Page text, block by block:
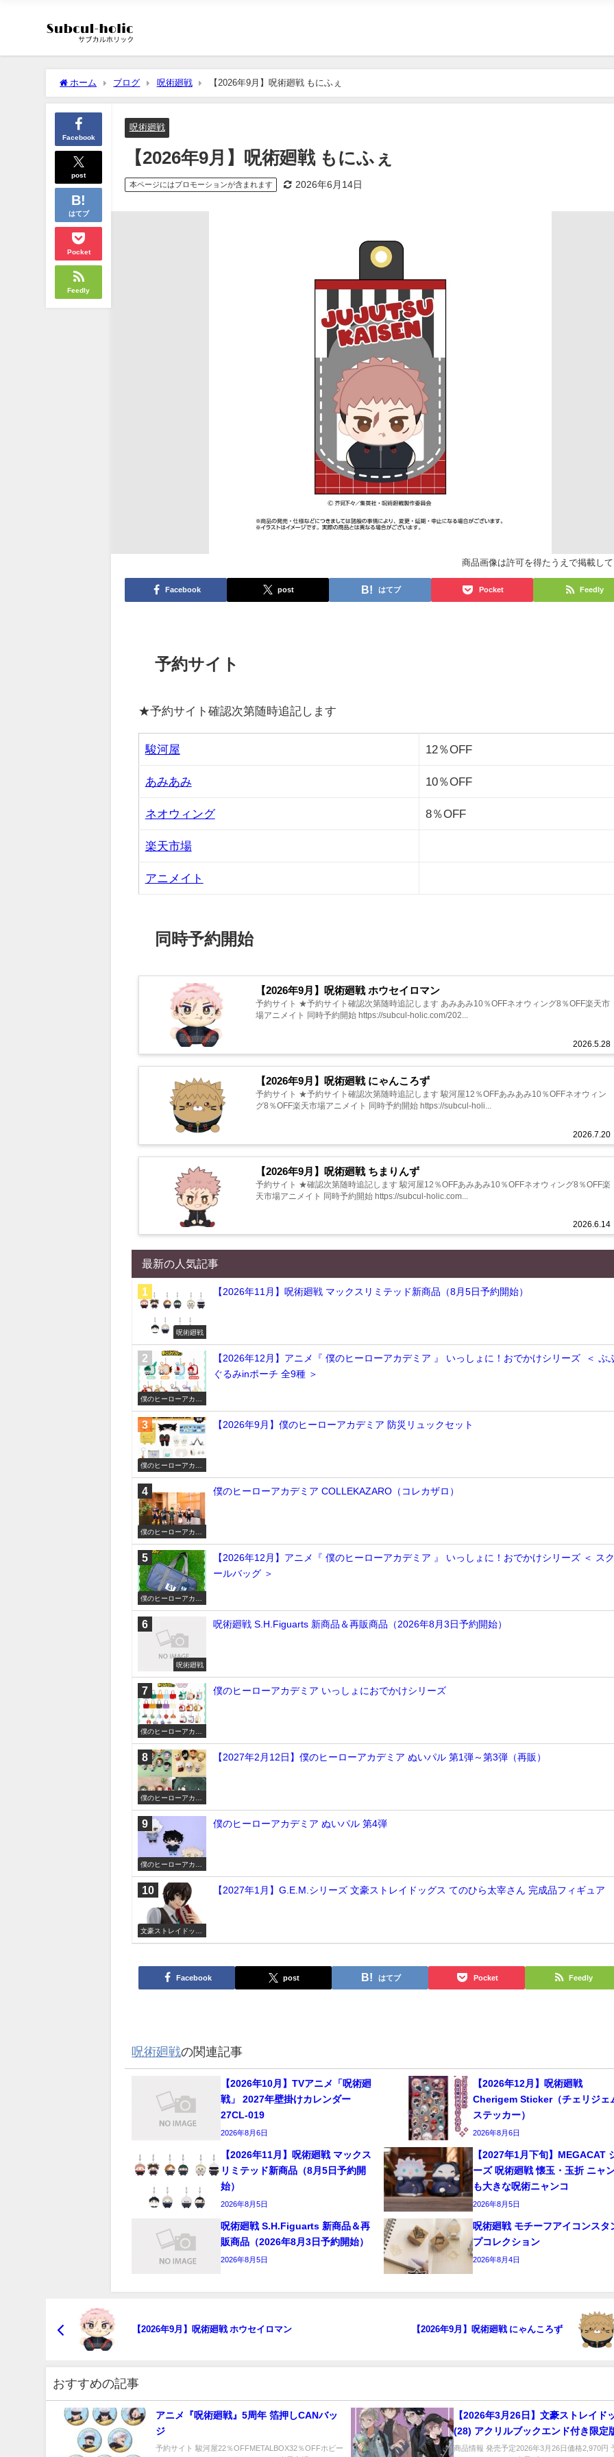
ホーム ブログ 呪術廻戦 【2026年9月】呪術廻戦 もにふぇ
Facebook
post
はてブ
Pocket
Feedly
呪術廻戦
【2026年9月】呪術廻戦 もにふぇ
本ページにはプロモーションが含まれます 2026年6月14日
商品画像は許可を得たうえで掲載し
Facebook post はてブ Pocket Feedly
予約サイト
★予約サイト確認次第随時追記します
駿河屋 12％OFF
あみあみ 10％OFF
ネオウィング 8％OFF
楽天市場
アニメイト
同時予約開始
【2026年9月】呪術廻戦 ホウセイロマン
2026.5.28
予約サイト ★予約サイト確認次第随時追記します あみあみ10％OFFネオウィング8％OFF楽天市
場アニメイト 同時予約開始 https://subcul-holic.com/202...
【2026年9月】呪術廻戦 にゃんころず
2026.7.20
予約サイト ★予約サイト確認次第随時追記します 駿河屋12％OFFあみあみ10％OFFネオウィン
グ8％OFF楽天市場アニメイト 同時予約開始 https://subcul-holi...
【2026年9月】呪術廻戦 ちまりんず
2026.6.14
予約サイト ★確認次第随時追記します 駿河屋12％OFFあみあみ10％OFFネオウィング8％OFF楽
天市場アニメイト 同時予約開始 https://subcul-holic.com...
最新の人気記事
呪術廻戦
【2026年11月】呪術廻戦 マックスリミテッド新商品（8月5日予約開始）
僕のヒーローアカデ
ミア
【2026年12月】アニメ『 僕のヒーローアカデミア 』 いっしょに！おでかけシリーズ ＜ ぷ
ぐるみinポーチ 全9種 ＞
僕のヒーローアカデ
ミア
【2026年9月】僕のヒーローアカデミア 防災リュックセット
僕のヒーローアカデ
ミア
僕のヒーローアカデミア COLLEKAZARO（コレカザロ）
僕のヒーローアカデ
ミア
【2026年12月】アニメ『 僕のヒーローアカデミア 』 いっしょに！おでかけシリーズ ＜ ス
ールバッグ ＞
呪術廻戦
呪術廻戦 S.H.Figuarts 新商品＆再販商品（2026年8月3日予約開始）
僕のヒーローアカデ
ミア
僕のヒーローアカデミア いっしょにおでかけシリーズ
僕のヒーローアカデ
ミア
【2027年2月12日】僕のヒーローアカデミア ぬいパル 第1弾～第3弾（再販）
僕のヒーローアカデ
ミア
僕のヒーローアカデミア ぬいパル 第4弾
文豪ストレイドッグ
ス
【2027年1月】G.E.M.シリーズ 文豪ストレイドッグス てのひら太宰さん 完成品フィギュア
Facebook post はてブ Pocket Feedly
呪術廻戦の関連記事
【2026年10月】TVアニメ「呪術廻
戦」 2027年壁掛けカレンダー
27CL-019
2026年8月6日
【2026年12月】呪術廻戦
Cherigem Sticker（チェリジェ
ステッカー）
2026年8月6日
【2026年11月】呪術廻戦 マックス
リミテッド新商品（8月5日予約開
始）
2026年8月5日
【2027年1月下旬】MEGACAT
ーズ 呪術廻戦 懐玉・玉折 ニャ
も大きな呪術ニャンコ
2026年8月5日
呪術廻戦 S.H.Figuarts 新商品＆再
販商品（2026年8月3日予約開始）
2026年8月5日
呪術廻戦 モチーフアイコンスタ
プコレクション
2026年8月4日
【2026年9月】呪術廻戦 ホウセイロマン 【2026年9月】呪術廻戦 にゃんころず
おすすめの記事
アニメ『呪術廻戦』5周年 箔押しCANバッ
ジ
予約サイト 駿河屋22％OFFMETALBOX32％OFFホビー
【2026年3月26日】文豪ストレイド
(28) アクリルブックエンド付き限定
商品情報 発売予定2026年3月26日価格2,970円